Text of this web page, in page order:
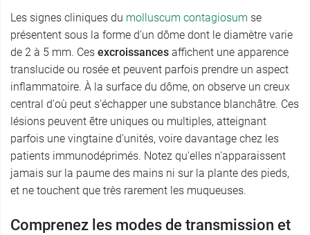
Les signes cliniques du molluscum contagiosum se
présentent sous la forme d'un dôme dont le diamètre varie
de 2 à 5 mm. Ces excroissances affichent une apparence
translucide ou rosée et peuvent parfois prendre un aspect
inflammatoire. À la surface du dôme, on observe un creux
central d'où peut s'échapper une substance blanchâtre. Ces
lésions peuvent être uniques ou multiples, atteignant
parfois une vingtaine d'unités, voire davantage chez les
patients immunodéprimés. Notez qu'elles n'apparaissent
jamais sur la paume des mains ni sur la plante des pieds,
et ne touchent que très rarement les muqueuses.
Comprenez les modes de transmission et